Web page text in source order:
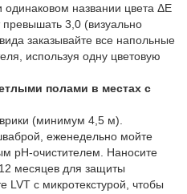
названии цвета ΔE
3,0 (визуально
заказывайте все напольные
используя одну цветовую
полами в местах с
(минимум 4,5 м).
еженедельно мойте
pH-очистителем. Наносите
месяцев для защиты
LVT с микротекстурой, чтобы